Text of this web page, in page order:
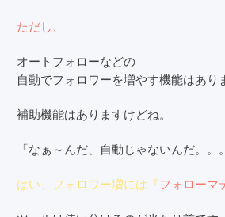
ただし、
オートフォローなどの
自動でフォロワーを増やす機能はあり
補助機能はありますけどね。
「なぁ～んだ、自動じゃないんだ。。
はい、フォロワー増には『フォローマ